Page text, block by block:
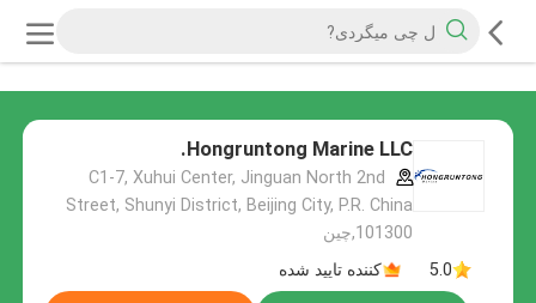
Hongruntong Marine LLC.
C1-7, Xuhui Center, Jinguan North 2nd
Street, Shunyi District, Beijing City, P.R. China
101300,چین
5.0
کننده تایید شده